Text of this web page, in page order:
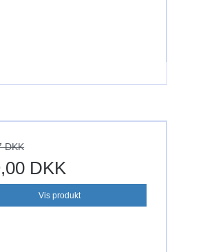
DKK
DKK
Vis produkt